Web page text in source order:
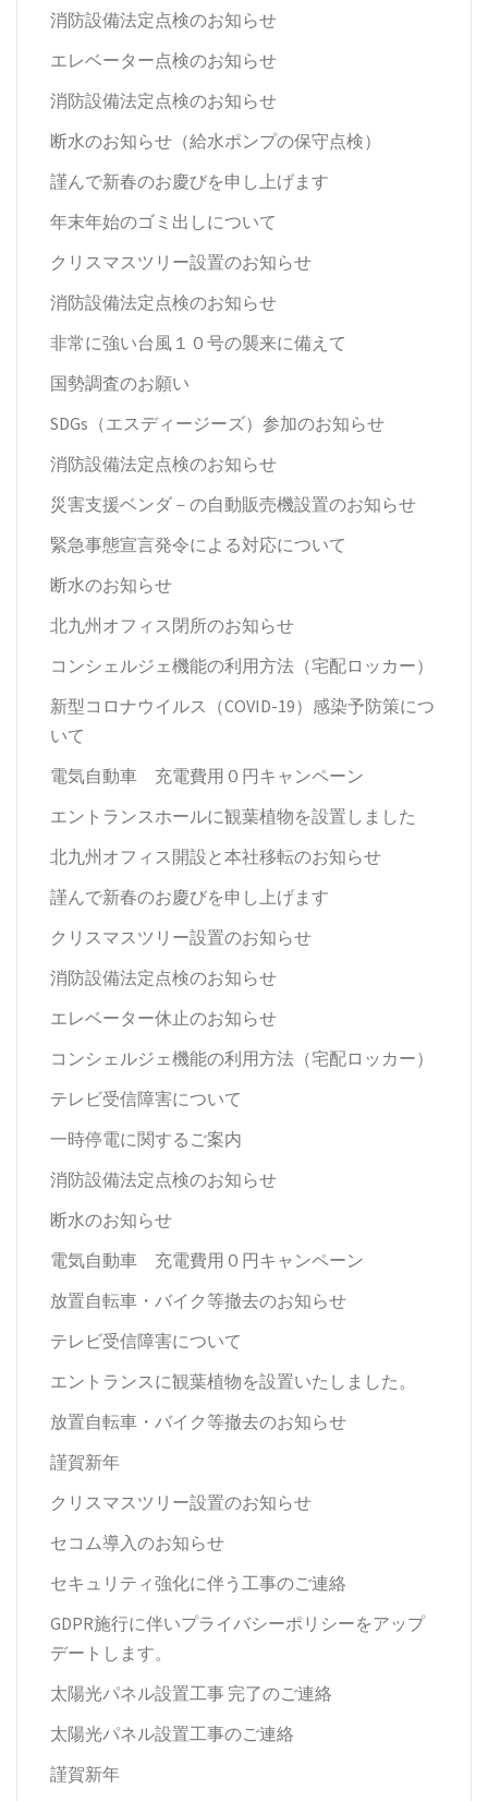
消防設備法定点検のお知らせ
エレベーター点検のお知らせ
消防設備法定点検のお知らせ
断水のお知らせ（給水ポンプの保守点検）
謹んで新春のお慶びを申し上げます
年末年始のゴミ出しについて
クリスマスツリー設置のお知らせ
消防設備法定点検のお知らせ
非常に強い台風１０号の襲来に備えて
国勢調査のお願い
SDGs（エスディージーズ）参加のお知らせ
消防設備法定点検のお知らせ
災害支援ベンダ－の自動販売機設置のお知らせ
緊急事態宣言発令による対応について
断水のお知らせ
北九州オフィス閉所のお知らせ
コンシェルジェ機能の利用方法（宅配ロッカー）
新型コロナウイルス（COVID-19）感染予防策につ
いて
電気自動車 充電費用０円キャンペーン
エントランスホールに観葉植物を設置しました
北九州オフィス開設と本社移転のお知らせ
謹んで新春のお慶びを申し上げます
クリスマスツリー設置のお知らせ
消防設備法定点検のお知らせ
エレベーター休止のお知らせ
コンシェルジェ機能の利用方法（宅配ロッカー）
テレビ受信障害について
一時停電に関するご案内
消防設備法定点検のお知らせ
断水のお知らせ
電気自動車 充電費用０円キャンペーン
放置自転車・バイク等撤去のお知らせ
テレビ受信障害について
エントランスに観葉植物を設置いたしました。
放置自転車・バイク等撤去のお知らせ
謹賀新年
クリスマスツリー設置のお知らせ
セコム導入のお知らせ
セキュリティ強化に伴う工事のご連絡
GDPR施行に伴いプライバシーポリシーをアップ
デートします。
太陽光パネル設置工事 完了のご連絡
太陽光パネル設置工事のご連絡
謹賀新年